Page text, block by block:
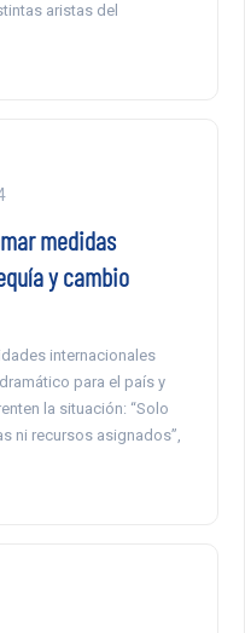
aristas del
medidas
y cambio
internacionales
para el país y
la situación: “Solo
ni recursos asignados”,